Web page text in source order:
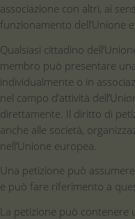
associazione con altri, ai
funzionamento dell’Unione
Qualsiasi cittadino
membro può presentare
individualmente o in
nel campo d’attività
direttamente. Il diritto di
anche alle società,
nell’Unione europea.
Una petizione può
e può fare riferimento a
La petizione può contenere